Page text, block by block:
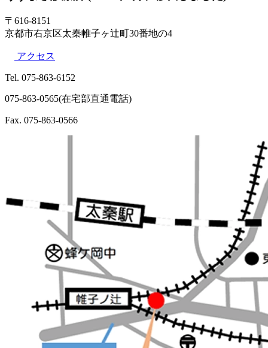
〒616-8151
京都市右京区太秦帷子ヶ辻町30番地の4
アクセス
Tel. 075-863-6152
075-863-0565(在宅部直通電話)
Fax. 075-863-0566